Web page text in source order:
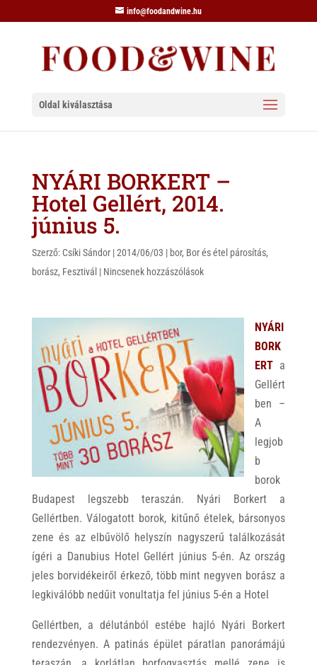
info@foodandwine.hu
Oldal kiválasztása
NYÁRI BORKERT –
Hotel Gellért, 2014.
június 5.
Szerző: Csíki Sándor|2014/06/03 | bor, Bor és étel párosítás,
borász, Fesztivál | Nincsenek hozzászólások
NYÁRI
BORK
ERTa
Gellért
ben –
A
legjob
b
borok
Budapest legszebb teraszán. Nyári Borkert a
Gellértben. Válogatott borok, kitűnő ételek, bársonyos
zene és az elbűvölő helyszín nagyszerű találkozását
ígéri a Danubius Hotel Gellért június 5-én. Az ország
jeles borvidékeiről érkező, több mint negyven borász a
legkiválóbb nedűit vonultatja fel június 5-én a Hotel
Gellértben, a délutánból estébe hajló Nyári Borkert
rendezvényen. A patinás épület páratlan panorámájú